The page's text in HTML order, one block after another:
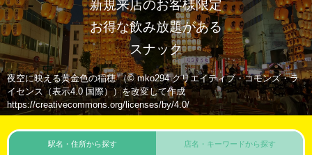
新規来店のお客様限定
お得な飲み放題がある
スナック
夜空に映える黄金色の稲穂 （© mko294 クリエイティブ・コモンズ・ラ
イセンス（表示4.0 国際））を改変して作成
https://creativecommons.org/licenses/by/4.0/
駅名・住所から探す 店名・キーワードから探す